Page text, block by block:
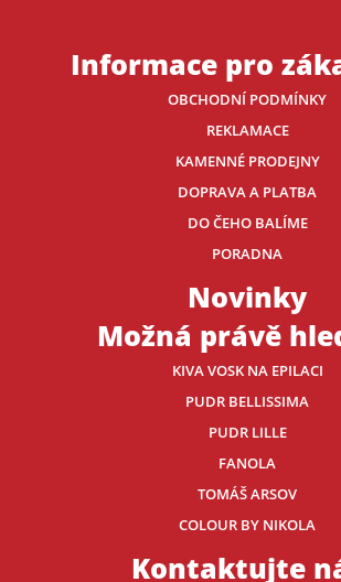
Informace pro
OBCHODNÍ PODMÍNKY
REKLAMACE
KAMENNÉ PRODEJNY
DOPRAVA A PLATBA
DO ČEHO BALÍME
PORADNA
Novinky
Možná právě
KIVA VOSK NA EPILACI
PUDR BELLISSIMA
PUDR LILLE
FANOLA
TOMÁŠ ARSOV
COLOUR BY NIKOLA
Kontaktujte